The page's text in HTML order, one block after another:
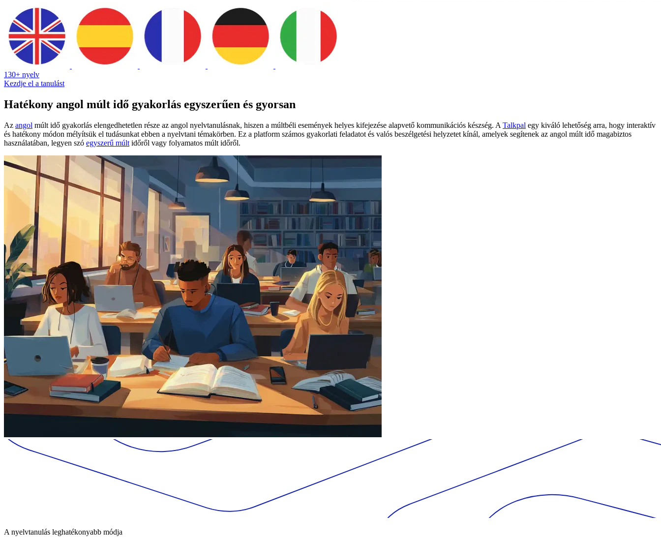
130+ nyelv
Kezdje el a tanulást
Hatékony angol múlt idő gyakorlás egyszerűen és gyorsan
Az angol múlt idő gyakorlás elengedhetetlen része az angol nyelvtanulásnak, hiszen a múltbéli események helyes kifejezése alapvető kommunikációs készség. A Talkpal egy kiváló lehetőség arra, hogy interaktív
és hatékony módon mélyítsük el tudásunkat ebben a nyelvtani témakörben. Ez a platform számos gyakorlati feladatot és valós beszélgetési helyzetet kínál, amelyek segítenek az angol múlt idő magabiztos
használatában, legyen szó egyszerű múlt időről vagy folyamatos múlt időről.
A nyelvtanulás leghatékonyabb módja